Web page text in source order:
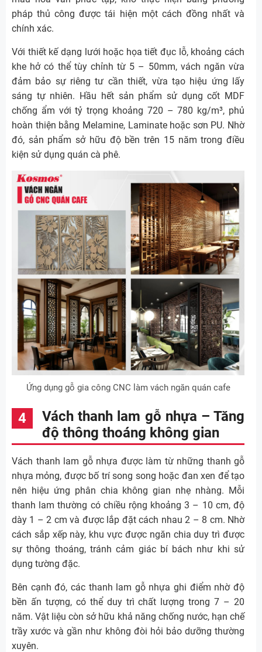
pháp thủ công được tái hiện một cách đồng nhất và
chính xác.
Với thiết kế dạng lưới hoặc họa tiết đục lỗ, khoảng cách
khe hở có thể tùy chỉnh từ 5 – 50mm, vách ngăn vừa
đảm bảo sự riêng tư cần thiết, vừa tạo hiệu ứng lấy
sáng tự nhiên. Hầu hết sản phẩm sử dụng cốt MDF
chống ẩm với tỷ trọng khoảng 720 – 780 kg/m³, phủ
hoàn thiện bằng Melamine, Laminate hoặc sơn PU. Nhờ
đó, sản phẩm sở hữu độ bền trên 15 năm trong điều
kiện sử dụng quán cà phê.
Ứng dụng gỗ gia công CNC làm vách ngăn quán cafe
Vách thanh lam gỗ nhựa – Tăng
độ thông thoáng không gian
Vách thanh lam gỗ nhựa được làm từ những thanh gỗ
nhựa mỏng, được bố trí song song hoặc đan xen để tạo
nên hiệu ứng phân chia không gian nhẹ nhàng. Mỗi
thanh lam thường có chiều rộng khoảng 3 – 10 cm, độ
dày 1 – 2 cm và được lắp đặt cách nhau 2 – 8 cm. Nhờ
cách sắp xếp này, khu vực được ngăn chia duy trì được
sự thông thoáng, tránh cảm giác bí bách như khi sử
dụng tường đặc.
Bên cạnh đó, các thanh lam gỗ nhựa ghi điểm nhờ độ
bền ấn tượng, có thể duy trì chất lượng trong 7 – 20
năm. Vật liệu còn sở hữu khả năng chống nước, hạn chế
trầy xước và gần như không đòi hỏi bảo dưỡng thường
xuyên.